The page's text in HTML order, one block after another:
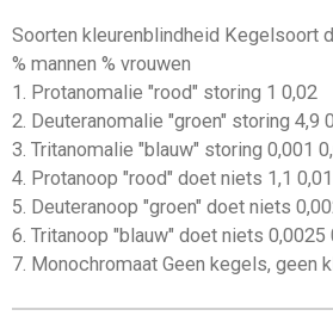
Soorten kleurenblindheid Kegelsoort
% mannen % vrouwen
1. Protanomalie "rood" storing 1 0,02
2. Deuteranomalie "groen" storing 4,9
3. Tritanomalie "blauw" storing 0,001
4. Protanoop "rood" doet niets 1,1 0,01
5. Deuteranoop "groen" doet niets
6. Tritanoop "blauw" doet niets 0,0025
7. Monochromaat Geen kegels, geen